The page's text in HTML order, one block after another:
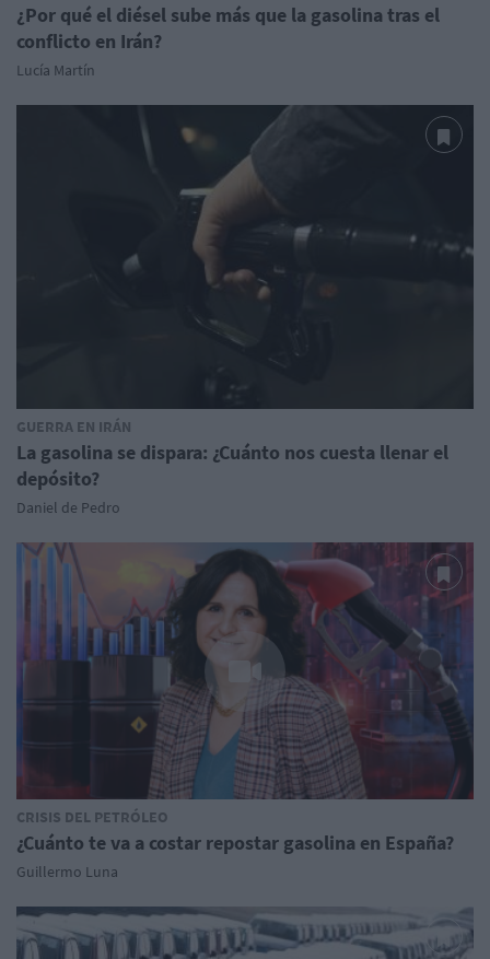
¿Por qué el diésel sube más que la gasolina tras el
conflicto en Irán?
Lucía Martín
GUERRA EN IRÁN
La gasolina se dispara: ¿Cuánto nos cuesta llenar el
depósito?
Daniel de Pedro
CRISIS DEL PETRÓLEO
¿Cuánto te va a costar repostar gasolina en España?
Guillermo Luna